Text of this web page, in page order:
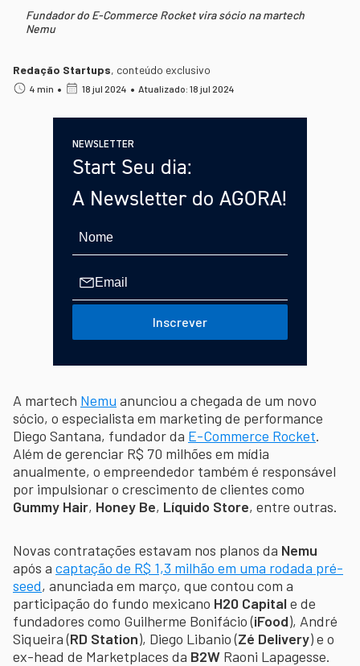
Fundador do E-Commerce Rocket vira sócio na martech
Nemu
Redação Startups, conteúdo exclusivo
4 min • 18 jul 2024 • Atualizado: 18 jul 2024
NEWSLETTER
Start Seu dia:
A Newsletter do AGORA!
Inscrever
A martech Nemu anunciou a chegada de um novo
sócio, o especialista em marketing de performance
Diego Santana, fundador da E-Commerce Rocket.
Além de gerenciar R$ 70 milhões em mídia
anualmente, o empreendedor também é responsável
por impulsionar o crescimento de clientes como
Gummy Hair, Honey Be, Líquido Store, entre outras.
Novas contratações estavam nos planos da Nemu
após a captação de R$ 1,3 milhão em uma rodada pré-
seed, anunciada em março, que contou com a
participação do fundo mexicano H20 Capital e de
fundadores como Guilherme Bonifácio (iFood), André
Siqueira (RD Station), Diego Libanio (Zé Delivery) e o
ex-head de Marketplaces da B2W Raoni Lapagesse.